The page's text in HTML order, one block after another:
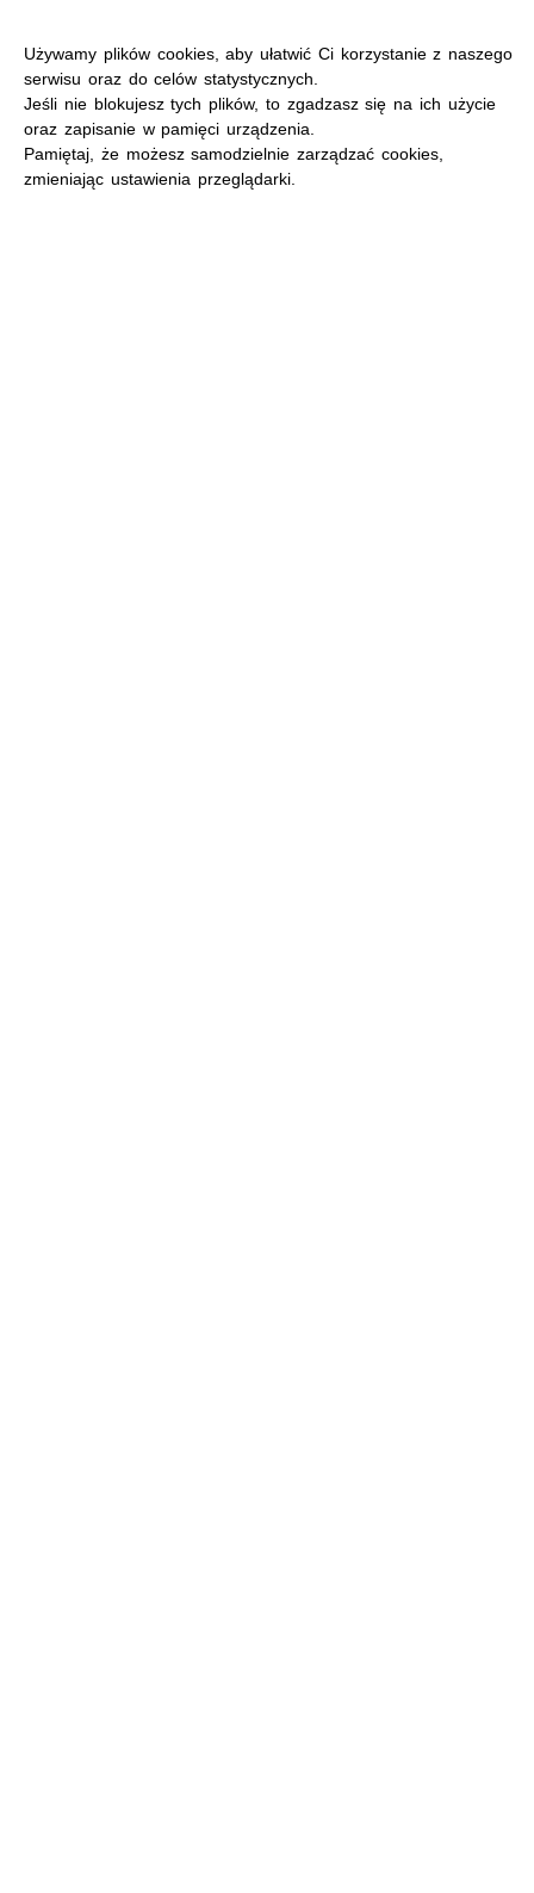
Używamy plików cookies, aby ułatwić Ci korzystanie z naszego
serwisu oraz do celów statystycznych.
Jeśli nie blokujesz tych plików, to zgadzasz się na ich użycie
oraz zapisanie w pamięci urządzenia.
Pamiętaj, że możesz samodzielnie zarządzać cookies,
zmieniając ustawienia przeglądarki.
MENU